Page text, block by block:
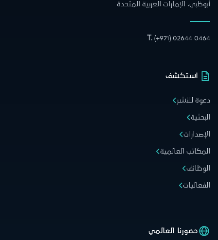
أبوظبي، الإمارات العربية المتحدة
T. (+971) 02644 0464
استكشف
دعوة للنشر
البحثية
الإصدارات
المكاتب العالمية
الوظائف
الفعاليات
حضورنا العالمي